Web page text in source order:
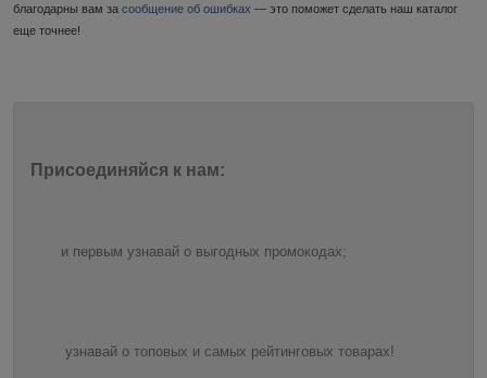
благодарны вам за сообщение об ошибках — это поможет сделать наш каталог
еще точнее!
Присоединяйся к нам:
и первым узнавай о выгодных промокодах;
узнавай о топовых и самых рейтинговых товарах!